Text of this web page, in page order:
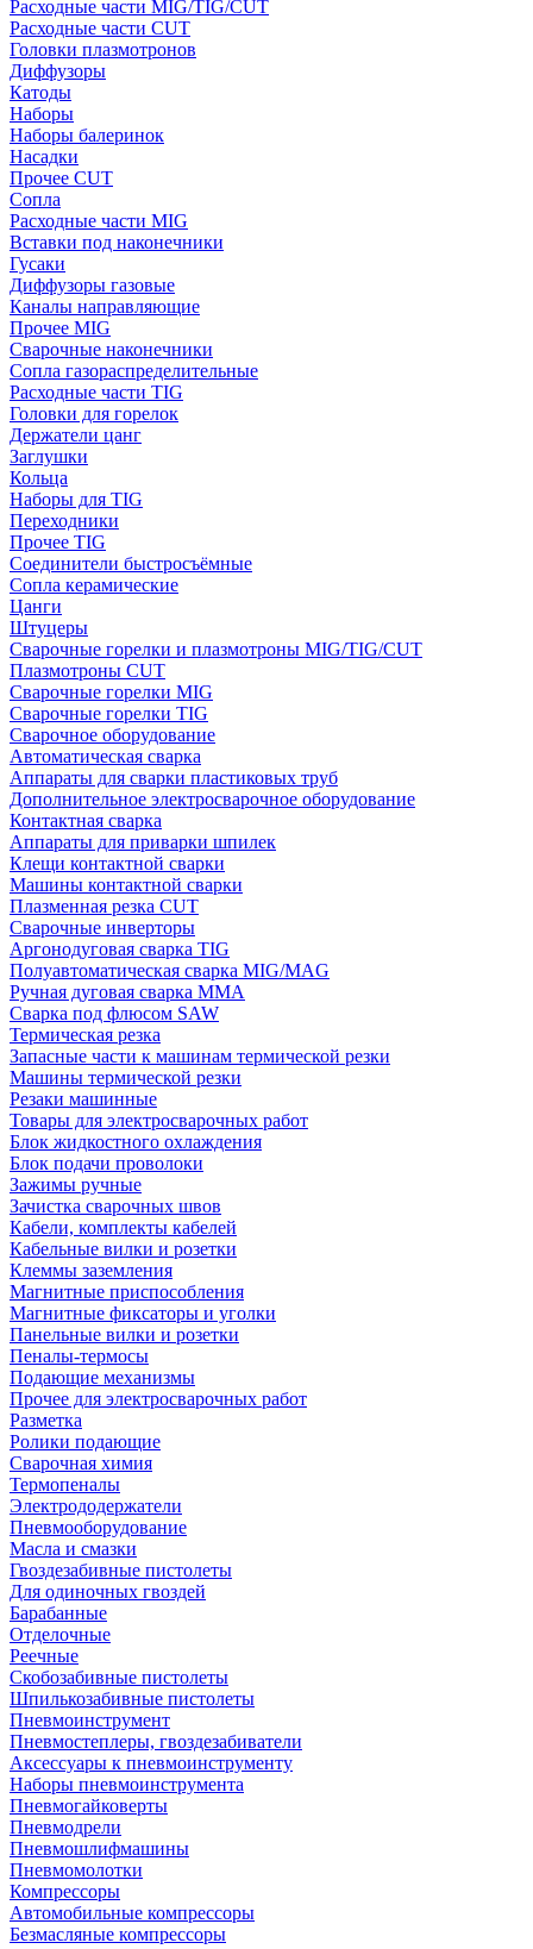
Расходные части MIG/TIG/CUT
Расходные части CUT
Головки плазмотронов
Диффузоры
Катоды
Наборы
Наборы балеринок
Насадки
Прочее CUT
Сопла
Расходные части MIG
Вставки под наконечники
Гусаки
Диффузоры газовые
Каналы направляющие
Прочее MIG
Сварочные наконечники
Сопла газораспределительные
Расходные части TIG
Головки для горелок
Держатели цанг
Заглушки
Кольца
Наборы для TIG
Переходники
Прочее TIG
Соединители быстросъёмные
Сопла керамические
Цанги
Штуцеры
Сварочные горелки и плазмотроны MIG/TIG/CUT
Плазмотроны CUT
Сварочные горелки MIG
Сварочные горелки TIG
Сварочное оборудование
Автоматическая сварка
Аппараты для сварки пластиковых труб
Дополнительное электросварочное оборудование
Контактная сварка
Аппараты для приварки шпилек
Клещи контактной сварки
Машины контактной сварки
Плазменная резка CUT
Сварочные инверторы
Аргонодуговая сварка TIG
Полуавтоматическая сварка MIG/MAG
Ручная дуговая сварка MMA
Сварка под флюсом SAW
Термическая резка
Запасные части к машинам термической резки
Машины термической резки
Резаки машинные
Товары для электросварочных работ
Блок жидкостного охлаждения
Блок подачи проволоки
Зажимы ручные
Зачистка сварочных швов
Кабели, комплекты кабелей
Кабельные вилки и розетки
Клеммы заземления
Магнитные приспособления
Магнитные фиксаторы и уголки
Панельные вилки и розетки
Пеналы-термосы
Подающие механизмы
Прочее для электросварочных работ
Разметка
Ролики подающие
Сварочная химия
Термопеналы
Электрододержатели
Пневмооборудование
Масла и смазки
Гвоздезабивные пистолеты
Для одиночных гвоздей
Барабанные
Отделочные
Реечные
Скобозабивные пистолеты
Шпилькозабивные пистолеты
Пневмоинструмент
Пневмостеплеры, гвоздезабиватели
Аксессуары к пневмоинструменту
Наборы пневмоинструмента
Пневмогайковерты
Пневмодрели
Пневмошлифмашины
Пневмомолотки
Компрессоры
Автомобильные компрессоры
Безмасляные компрессоры